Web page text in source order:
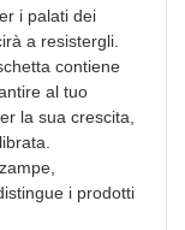
i palati dei
a resistergli.
contiene
al tuo
la sua crescita,
i prodotti